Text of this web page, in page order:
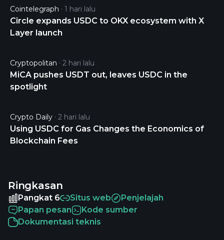
Cointelegraph 1 hari lalu
Circle expands USDC to OKX ecosystem with X
Layer launch
Cryptopolitan 2 hari lalu
MiCA pushes USDT out, leaves USDC in the
spotlight
Crypto Daily 2 hari lalu
Using USDC for Gas Changes the Economics of
Blockchain Fees
Ringkasan
Pangkat 6 Situs web
Penjelajah
Papan pesan
Kode sumber
Dokumentasi teknis